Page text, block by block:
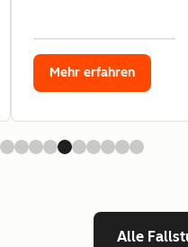
Mehr erfahren
Alle